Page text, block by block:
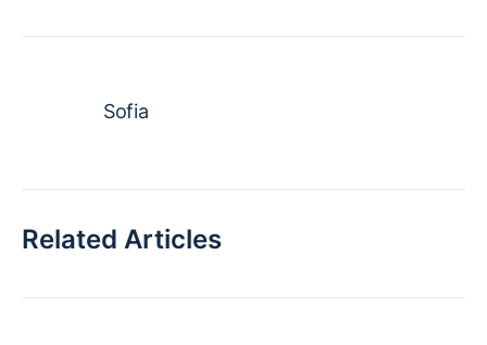
Sofia
Related Articles